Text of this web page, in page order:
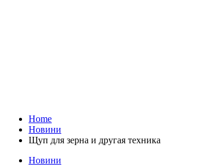
Home
Новини
Щуп для зерна и другая техника
Новини